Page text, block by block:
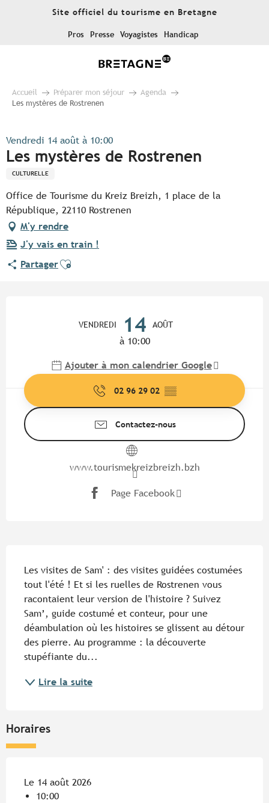
Site officiel du tourisme en Bretagne
Pros Presse Voyagistes Handicap
Accueil Préparer mon séjour
Agenda
Les mystères de Rostrenen
Vendredi 14 août à 10:00
Les mystères de Rostrenen
CULTURELLE
Office de Tourisme du Kreiz Breizh, 1 place de la
République, 22110 Rostrenen
M'y rendre
J'y vais en train !
PartagerAjouter aux favoris
VENDREDI 14 AOÛT
à 10:00
Ajouter à mon calendrier Google
02 96 29 02 ▒▒
Contactez-nous
www.tourismekreizbreizh.bzh
Page Facebook
Les visites de Sam' : des visites guidées costumées
tout l'été ! Et si les ruelles de Rostrenen vous
racontaient leur version de l'histoire ? Suivez
Sam’, guide costumé et conteur, pour une
déambulation où les histoires se glissent au détour
des pierre. Au programme : la découverte
stupéfiante du...
Lire la suite
Horaires
Le 14 août 2026
10:00